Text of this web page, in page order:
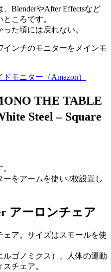
BlenderやAfter Effectsなど
ころです。
た頃には戻れない。
インチのモニターをメインモ
モニター（Amazon）
THE TABLE
Steel – Square
をアームを使い2枚設置し
アーロンチェア
ア。サイズはスモールを使
ゴノミクス）、人体の運動
チェア。